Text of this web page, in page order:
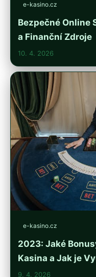
e-kasino.cz
Bezpečné Online
a Finanční Zdroje
10. 4. 2026
e-kasino.cz
2023: Jaké
Kasina a Jak je
9. 4. 2026